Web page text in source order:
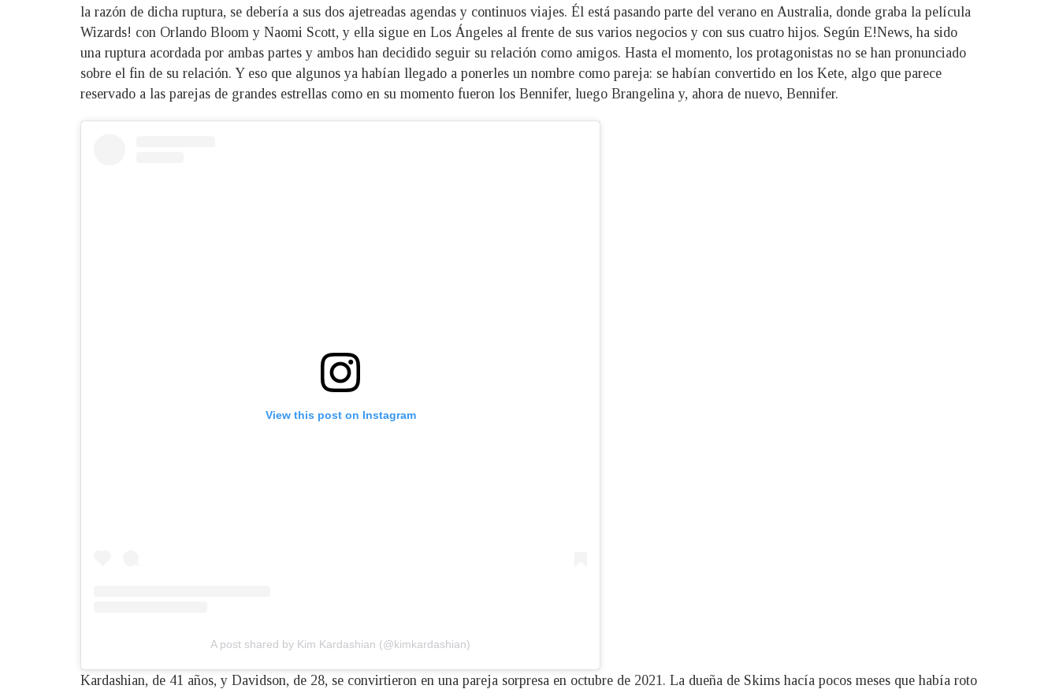
la razón de dicha ruptura, se debería a sus dos ajetreadas agendas y continuos viajes. Él está pasando parte del verano en Australia, donde graba la película
Wizards! con Orlando Bloom y Naomi Scott, y ella sigue en Los Ángeles al frente de sus varios negocios y con sus cuatro hijos. Según E!News, ha sido
una ruptura acordada por ambas partes y ambos han decidido seguir su relación como amigos. Hasta el momento, los protagonistas no se han pronunciado
sobre el fin de su relación. Y eso que algunos ya habían llegado a ponerles un nombre como pareja: se habían convertido en los Kete, algo que parece
reservado a las parejas de grandes estrellas como en su momento fueron los Bennifer, luego Brangelina y, ahora de nuevo, Bennifer.
View this post on Instagram
A post shared by Kim Kardashian (@kimkardashian)
Kardashian, de 41 años, y Davidson, de 28, se convirtieron en una pareja sorpresa en octubre de 2021. La dueña de Skims hacía pocos meses que había roto